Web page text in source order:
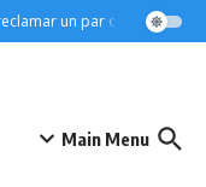
un par de botines
Main Menu